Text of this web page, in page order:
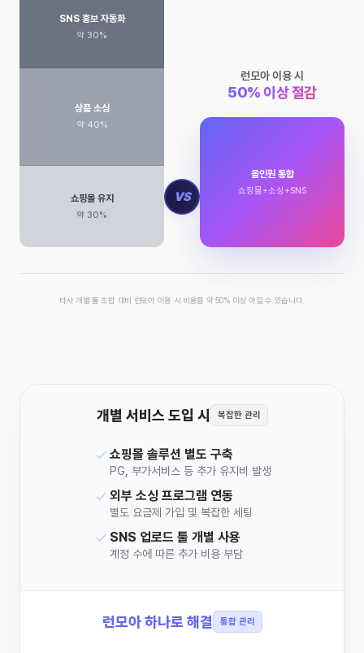
SNS 홍보 자동화
약 30%
상품 소싱
약 40%
쇼핑몰 유지
약 30%
VS
런모아 이용 시
50% 이상 절감
올인원 통합
쇼핑몰+소싱+SNS
타사 개별 툴 조합 대비 런모아 이용 시 비용을 약 50% 이상 아낄 수 있습니다.
개별 서비스 도입 시 복잡한 관리
쇼핑몰 솔루션 별도 구축
PG, 부가서비스 등 추가 유지비 발생
외부 소싱 프로그램 연동
별도 요금제 가입 및 복잡한 세팅
SNS 업로드 툴 개별 사용
계정 수에 따른 추가 비용 부담
런모아 하나로 해결 통합 관리